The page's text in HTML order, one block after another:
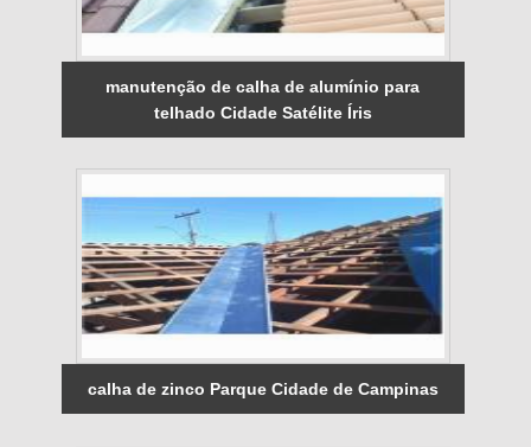
manutenção de calha de alumínio para
telhado Cidade Satélite Íris
calha de zinco Parque Cidade de Campinas